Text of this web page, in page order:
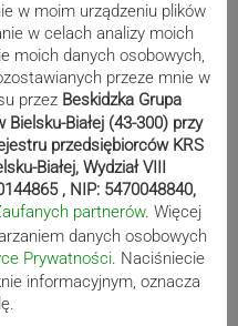
niepokonani.
| ZDJĘCIA
z MCK Żywiec!
ruszają po kolejne
w moim urządzeniu plików
w celach analizy moich
moich danych osobowych,
przeze mnie w
przez Beskidzka Grupa
Białej (43-300) przy
przedsiębiorców KRS
Białej, Wydział VIII
, NIP: 5470048840,
partnerów. Więcej
danych osobowych
Prywatności. Naciśniecie
informacyjnym, oznacza